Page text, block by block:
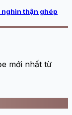
nghìn thận ghép
mới nhất từ